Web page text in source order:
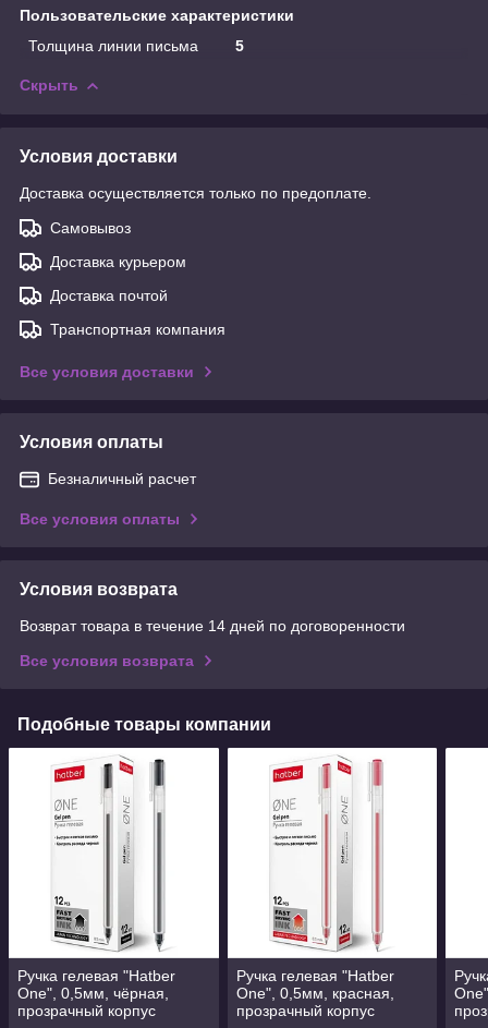
Пользовательские характеристики
Толщина линии письма
5
Скрыть
Условия доставки
Доставка осуществляется только по предоплате.
Самовывоз
Доставка курьером
Доставка почтой
Транспортная компания
Все условия доставки
Условия оплаты
Безналичный расчет
Все условия оплаты
Условия возврата
Возврат товара в течение 14 дней по договоренности
Все условия возврата
Подобные товары компании
Ручка гелевая "Hatber
One", 0,5мм, чёрная,
прозрачный корпус
Ручка гелевая "Hatber
One", 0,5мм, красная,
прозрачный корпус